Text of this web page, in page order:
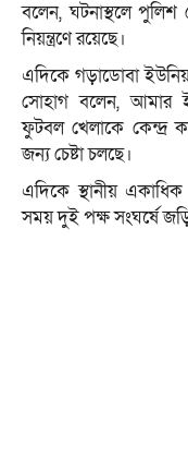
বলেন, ঘটনাস্থলে পুলিশ
নিয়ন্ত্রণে রয়েছে।
এদিকে গড়াডোবা
সোহাগ বলেন, আমার
ফুটবল খেলাকে কেন্দ্র
জন্য চেষ্টা চলছে।
এদিকে স্থানীয়
সময় দুই পক্ষ সংঘর্ষে